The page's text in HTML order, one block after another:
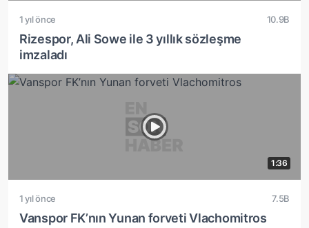
1 yıl önce 10.9B
Rizespor, Ali Sowe ile 3 yıllık sözleşme
imzaladı
1:36
1 yıl önce 7.5B
Vanspor FK’nın Yunan forveti Vlachomitros